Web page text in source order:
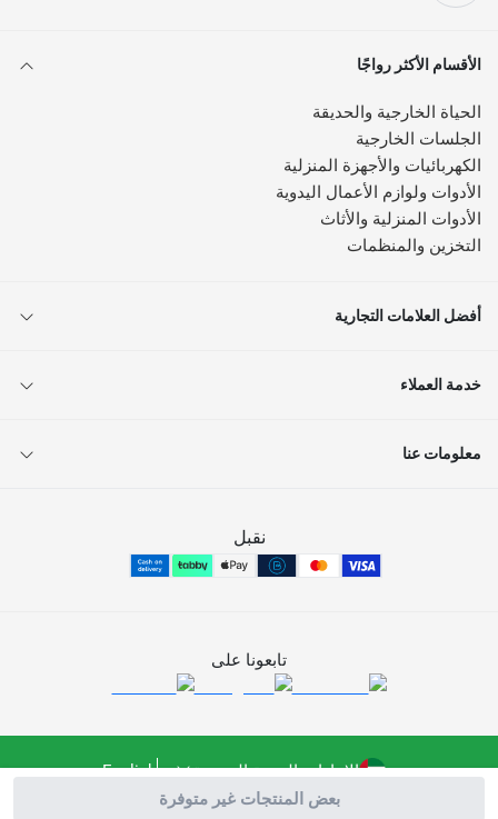
بعض المنتجات غير متوفرة
الأقسام الأكثر رواجًا
الحياة الخارجية والحديقة
الجلسات الخارجية
الكهربائيات والأجهزة المنزلية
الأدوات ولوازم الأعمال اليدوية
الأدوات المنزلية والأثاث
التخزين والمنظمات
أفضل العلامات التجارية
خدمة العملاء
معلومات عنا
نقبل
تابعونا على
الإمارات العربية المتحدة English